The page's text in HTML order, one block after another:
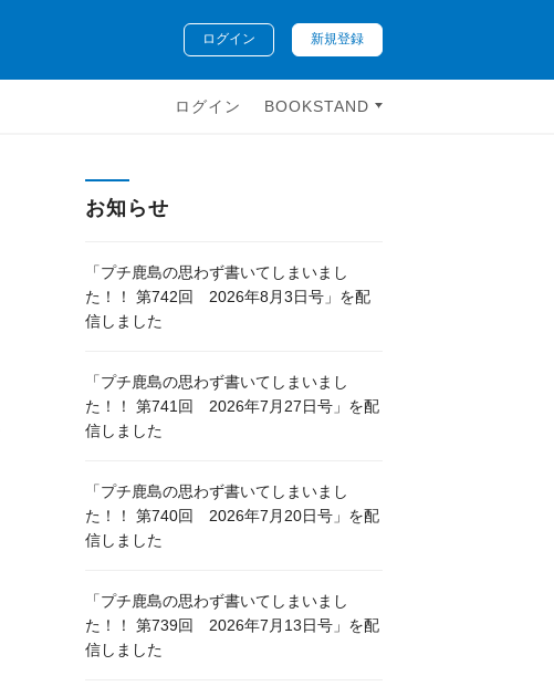
ログイン 新規登録
ログイン BOOKSTAND
お知らせ
「プチ鹿島の思わず書いてしまいまし
た！！ 第742回 2026年8月3日号」を配
信しました
「プチ鹿島の思わず書いてしまいまし
た！！ 第741回 2026年7月27日号」を配
信しました
「プチ鹿島の思わず書いてしまいまし
た！！ 第740回 2026年7月20日号」を配
信しました
「プチ鹿島の思わず書いてしまいまし
た！！ 第739回 2026年7月13日号」を配
信しました